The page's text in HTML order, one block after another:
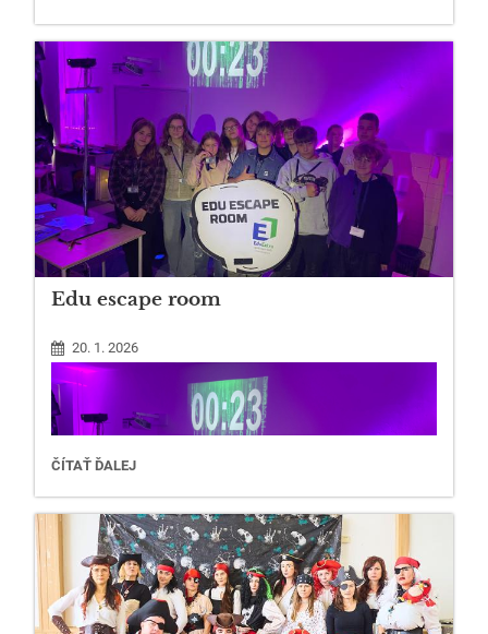
2026
"ZJEDNOTENÍ
V
ROZMANITOSTI":
Edu escape room
20. 1. 2026
EDU
ROOM:
ČÍTAŤ ĎALEJ